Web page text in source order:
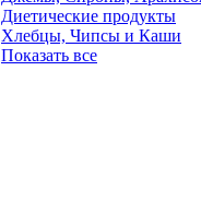
Диетические продукты
Хлебцы, Чипсы и Каши
Показать все